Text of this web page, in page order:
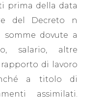
prima della data
del Decreto n
somme dovute a
salario, altre
di lavoro
a titolo di
assimilati.